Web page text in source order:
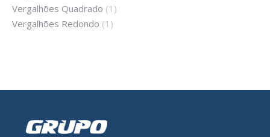
Vergalhões Quadrado (1)
Vergalhões Redondo (1)